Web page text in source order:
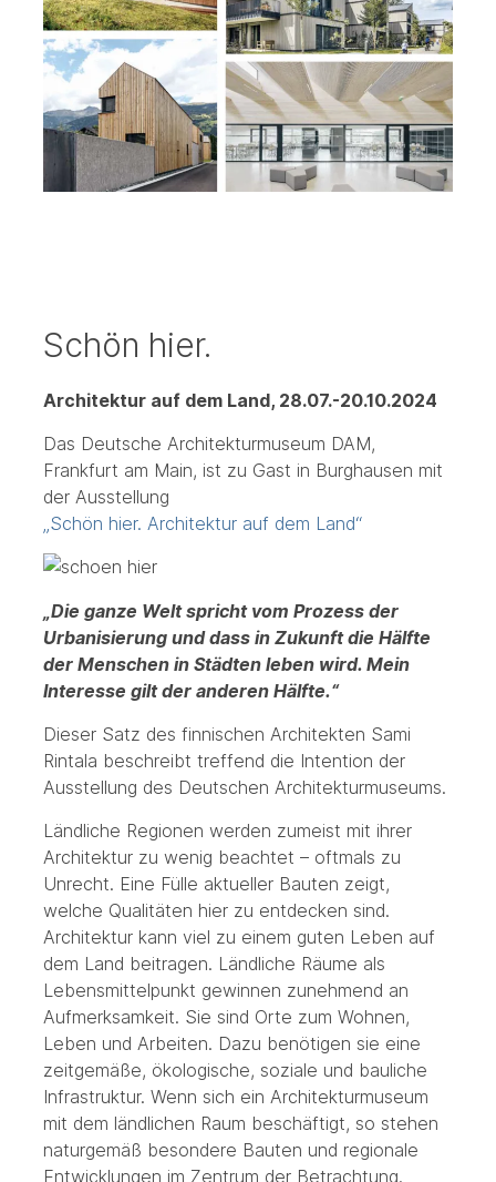
Schön hier.
Architektur auf dem Land, 28.07.-20.10.2024
Das Deutsche Architekturmuseum DAM,
Frankfurt am Main, ist zu Gast in Burghausen mit
der Ausstellung
„Schön hier. Architektur auf dem Land“
„Die ganze Welt spricht vom Prozess der
Urbanisierung und dass in Zukunft die Hälfte
der Menschen in Städten leben wird. Mein
Interesse gilt der anderen Hälfte.“
Dieser Satz des finnischen Architekten Sami
Rintala beschreibt treffend die Intention der
Ausstellung des Deutschen Architekturmuseums.
Ländliche Regionen werden zumeist mit ihrer
Architektur zu wenig beachtet – oftmals zu
Unrecht. Eine Fülle aktueller Bauten zeigt,
welche Qualitäten hier zu entdecken sind.
Architektur kann viel zu einem guten Leben auf
dem Land beitragen. Ländliche Räume als
Lebensmittelpunkt gewinnen zunehmend an
Aufmerksamkeit. Sie sind Orte zum Wohnen,
Leben und Arbeiten. Dazu benötigen sie eine
zeitgemäße, ökologische, soziale und bauliche
Infrastruktur. Wenn sich ein Architekturmuseum
mit dem ländlichen Raum beschäftigt, so stehen
naturgemäß besondere Bauten und regionale
Entwicklungen im Zentrum der Betrachtung.